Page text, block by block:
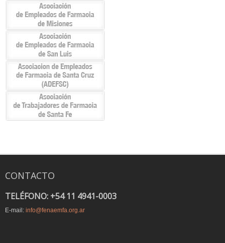
CONTACTO
TELÉFONO: +54 11 4941-0003
E-mail: info@fenaemfa.org.ar